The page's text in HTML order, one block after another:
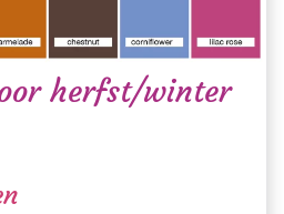
herfst/winter